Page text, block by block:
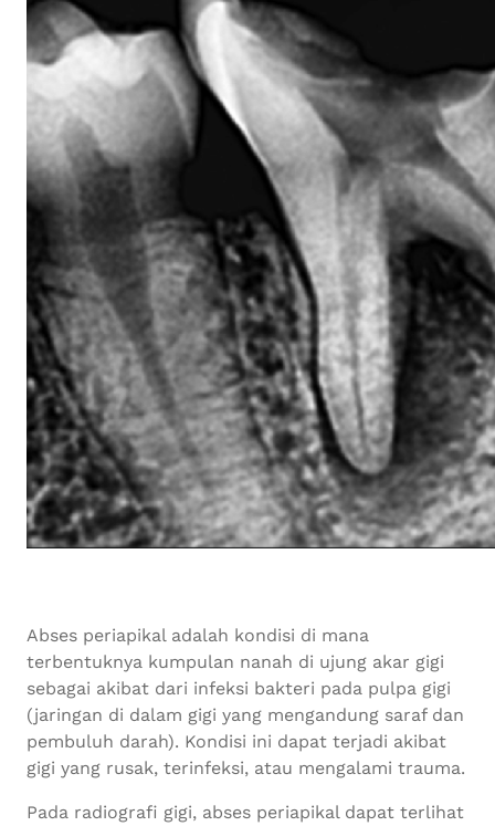
Abses periapikal adalah kondisi di mana
terbentuknya kumpulan nanah di ujung akar gigi
sebagai akibat dari infeksi bakteri pada pulpa gigi
(jaringan di dalam gigi yang mengandung saraf dan
pembuluh darah). Kondisi ini dapat terjadi akibat
gigi yang rusak, terinfeksi, atau mengalami trauma.
Pada radiografi gigi, abses periapikal dapat terlihat